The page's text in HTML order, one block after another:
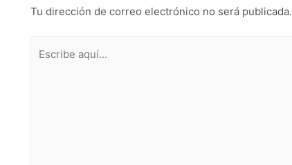
Tu dirección de correo electrónico no será publicada.